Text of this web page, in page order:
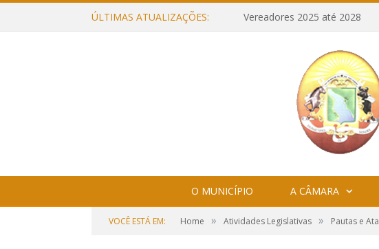
ÚLTIMAS ATUALIZAÇÕES: Vereadores 2025 até 2028
O MUNICÍPIO A CÂMARA
VOCÊ ESTÁ EM: Home » Atividades Legislativas » Pautas e